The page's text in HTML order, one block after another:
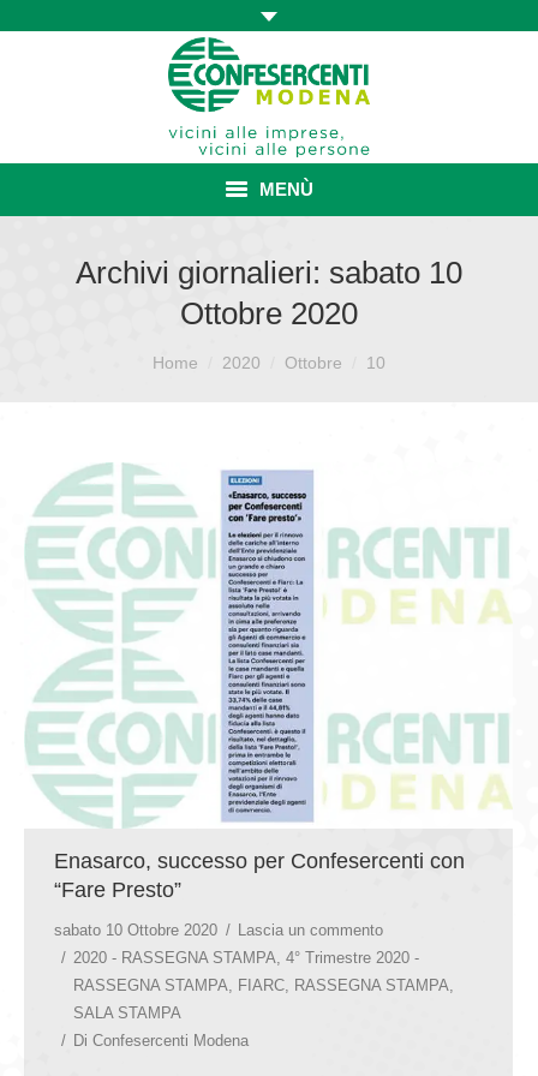
MENÙ
ASSOCIAZIONE
ISCRIZIONE E VANTAGGI
CATEGORIE SINDACALI
SERVIZI
GIOVEDÌ GASTRONOMICI
COMUNICATI E NEWS
CONTATTI
Archivi giornalieri: sabato 10
Ottobre 2020
Home 2020 Ottobre 10
Enasarco, successo per Confesercenti con
“Fare Presto”
sabato 10 Ottobre 2020
Lascia un commento
2020 - RASSEGNA STAMPA, 4° Trimestre 2020 -
RASSEGNA STAMPA, FIARC, RASSEGNA STAMPA,
SALA STAMPA
Di Confesercenti Modena